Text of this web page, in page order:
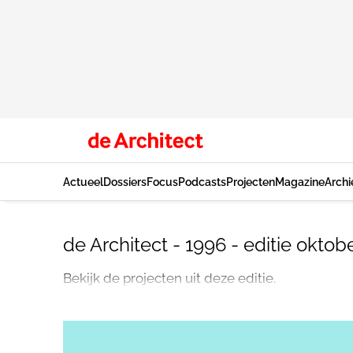
ActueelDossiersFocusPodcastsProjectenMagazine
de Architect - 1996 - editie
Bekijk de projecten uit deze editie.